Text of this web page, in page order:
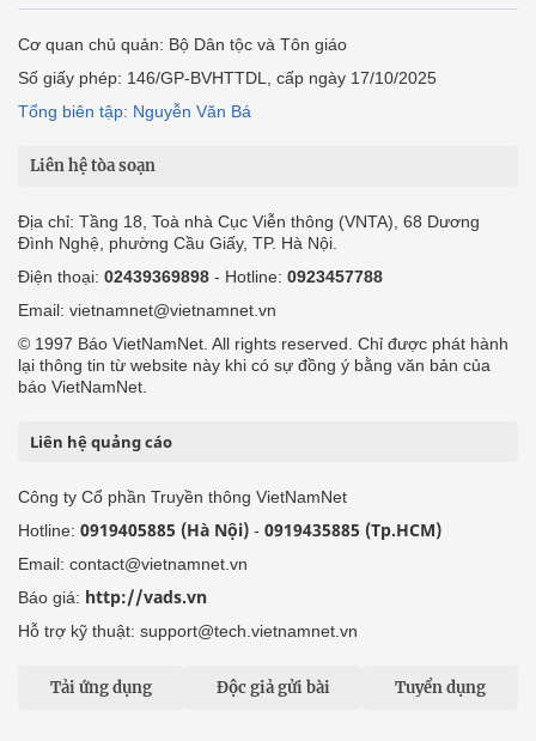
Cơ quan chủ quản: Bộ Dân tộc và Tôn giáo
Số giấy phép: 146/GP-BVHTTDL, cấp ngày 17/10/2025
Tổng biên tập: Nguyễn Văn Bá
Liên hệ tòa soạn
Địa chỉ: Tầng 18, Toà nhà Cục Viễn thông (VNTA), 68 Dương
Đình Nghệ, phường Cầu Giấy, TP. Hà Nội.
Điện thoại: 02439369898 - Hotline: 0923457788
Email: vietnamnet@vietnamnet.vn
© 1997 Báo VietNamNet. All rights reserved. Chỉ được phát hành
lại thông tin từ website này khi có sự đồng ý bằng văn bản của
báo VietNamNet.
Liên hệ quảng cáo
Công ty Cổ phần Truyền thông VietNamNet
Hotline: 0919405885 (Hà Nội) - 0919435885 (Tp.HCM)
Email: contact@vietnamnet.vn
Báo giá: http://vads.vn
Hỗ trợ kỹ thuật: support@tech.vietnamnet.vn
Tải ứng dụng Độc giả gửi bài Tuyển dụng